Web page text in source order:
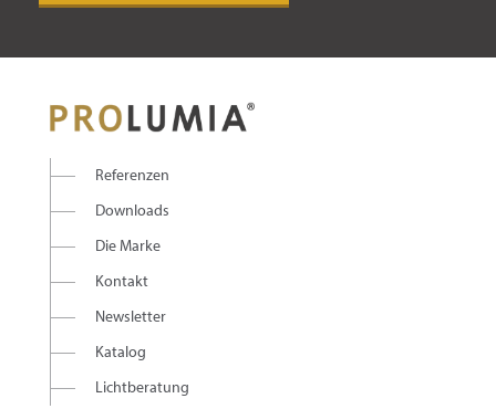
Referenzen
Downloads
Die Marke
Kontakt
Newsletter
Katalog
Lichtberatung